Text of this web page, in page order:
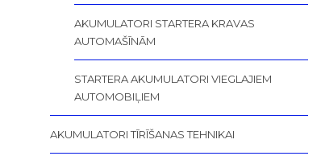
AKUMULATORI STARTERA KRAVAS
AUTOMAŠĪNĀM
STARTERA AKUMULATORI VIEGLAJIEM
AUTOMOBIĻIEM
AKUMULATORI TĪRĪŠANAS TEHNIKAI